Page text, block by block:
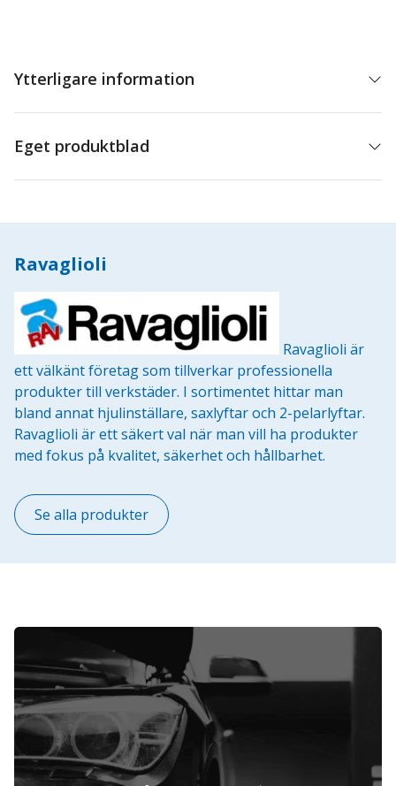
Ytterligare information
Eget produktblad
Ravaglioli
Ravaglioli är
ett välkänt företag som tillverkar professionella
produkter till verkstäder. I sortimentet hittar man
bland annat hjulinställare, saxlyftar och 2-pelarlyftar.
Ravaglioli är ett säkert val när man vill ha produkter
med fokus på kvalitet, säkerhet och hållbarhet.
Se alla produkter